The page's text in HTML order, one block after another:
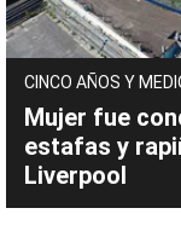
CINCO AÑOS Y
Mujer fue
estafas y
Liverpool